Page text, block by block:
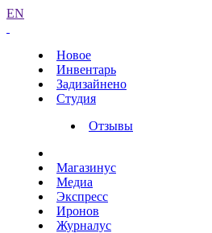
EN
Новое
Инвентарь
Задизайнено
Студия
Отзывы
Магазинус
Медиа
Экспресс
Иронов
Журналус